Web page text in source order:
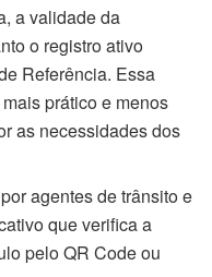
a validade da
o registro ativo
Referência. Essa
prático e menos
as necessidades dos
agentes de trânsito e
que verifica a
pelo QR Code ou